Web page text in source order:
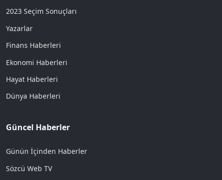
2023 Seçim Sonuçları
Yazarlar
Finans Haberleri
Ekonomi Haberleri
Hayat Haberleri
Dünya Haberleri
Güncel Haberler
Günün İçinden Haberler
Sözcü Web TV